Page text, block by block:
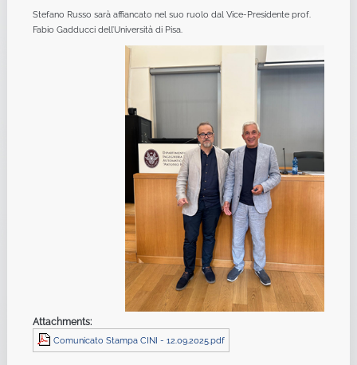
Stefano Russo sarà affiancato nel suo ruolo dal Vice-Presidente prof.
Fabio Gadducci dell’Università di Pisa.
Attachments:
Comunicato Stampa CINI - 12.09.2025.pdf